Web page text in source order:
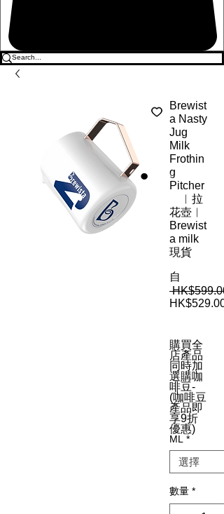
Brewist
a Nasty
Jug
Milk
Frothin
g
Pitcher
︳拉
花壺︳
Brewist
a milk
現貨
自
HK$529.00
價
格
購買全
店產品
同時加
選購咖
啡豆-
(咖啡豆
產品即
享9折
優惠)
ML *
數量 *